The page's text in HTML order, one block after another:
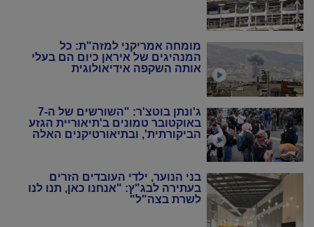
מומחה אמריקני למזה"ת: כל
המנהיגים של איראן כיום הם בעלי
אותה השקפה אידיאולוגית
ג'ונתן בוטצ'ר: "השורשים של ה-7
באוקטובר טמונים ב'תיאוריית הגזע
הביקורתית', ובתיאורטיקנים האלה
בני הנוער, ילדי העובדים הזרים
בעתירה לבג"ץ: "אנחנו כאן, תנו לנו
לשרת בצה"ל"